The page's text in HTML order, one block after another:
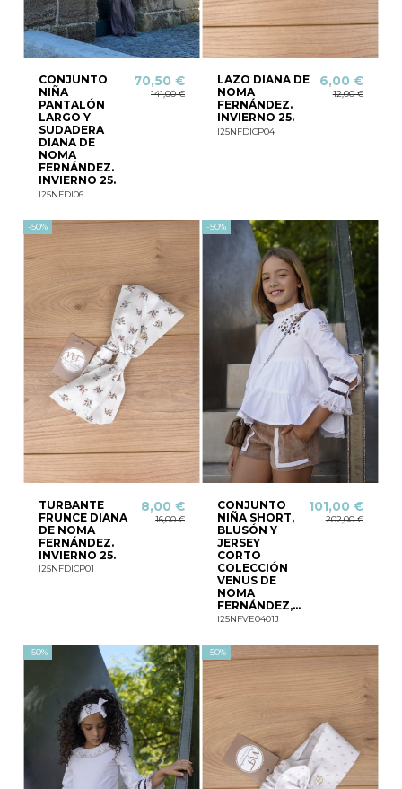
CONJUNTO
NIÑA
PANTALÓN
LARGO Y
SUDADERA
DIANA DE
NOMA
FERNÁNDEZ.
INVIERNO 25.
I25NFDI06
70,50 €
141,00 €
LAZO DIANA DE
NOMA
FERNÁNDEZ.
INVIERNO 25.
I25NFDICP04
6,00 €
12,00 €
-50%
TURBANTE
FRUNCE DIANA
DE NOMA
FERNÁNDEZ.
INVIERNO 25.
I25NFDICP01
8,00 €
16,00 €
-50%
CONJUNTO
NIÑA SHORT,
BLUSÓN Y
JERSEY
CORTO
COLECCIÓN
VENUS DE
NOMA
FERNÁNDEZ,...
I25NFVE0401J
101,00 €
202,00 €
-50% -50%